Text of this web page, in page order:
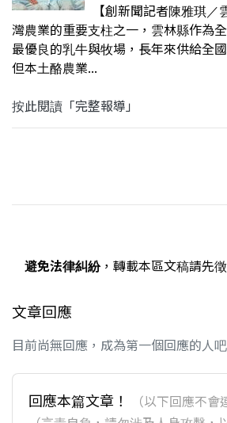
【創新聞記者陳雅琪
灣農業的重要支柱之一，雲林縣作為
最優良的乳牛與牧場，長年來供給全
但本土酪農業...
按此閱讀「完整報導」
避免法律糾紛，轉載本區文稿請先
文章回應
目前尚無回應，成為第一個回應的人吧
回應本篇文章！
（以下回應不會